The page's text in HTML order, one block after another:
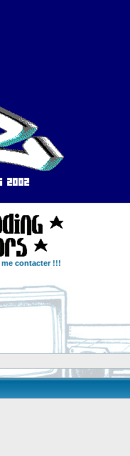
me contacter !!!